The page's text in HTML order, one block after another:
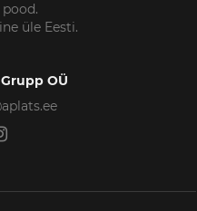
üle Eesti.
OÜ